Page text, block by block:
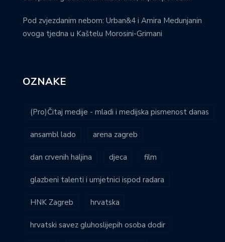
Pod zvjezdanim nebom: Urban&4 i Amira Medunjanin
ovoga tjedna u Kaštelu Morosini-Grimani
OZNAKE
(Pro)Čitaj medije - mladi i medijska pismenost danas
ansambl lado arena zagreb
dan crvenih haljina djeca film
glazbeni talenti i umjetnici ispod radara
HNK Zagreb hrvatska
hrvatski savez gluhoslijepih osoba dodir